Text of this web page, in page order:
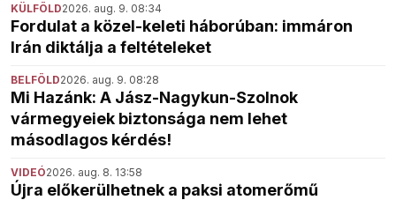
KÜLFÖLD2026. aug. 9. 08:34
Fordulat a közel-keleti háborúban: immáron
Irán diktálja a feltételeket
BELFÖLD2026. aug. 9. 08:28
Mi Hazánk: A Jász-Nagykun-Szolnok
vármegyeiek biztonsága nem lehet
másodlagos kérdés!
VIDEÓ2026. aug. 8. 13:58
Újra előkerülhetnek a paksi atomerőmű